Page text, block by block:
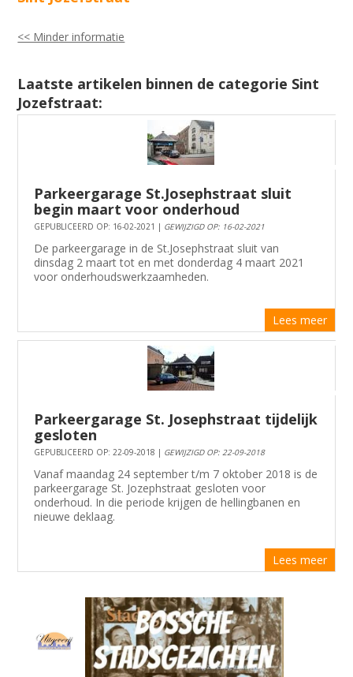
<< Minder informatie
Laatste artikelen binnen de categorie Sint
Jozefstraat:
Parkeergarage St.Josephstraat sluit
begin maart voor onderhoud
GEPUBLICEERD OP: 16-02-2021 | GEWIJZIGD OP: 16-02-2021
De parkeergarage in de St.Josephstraat sluit van
dinsdag 2 maart tot en met donderdag 4 maart 2021
voor onderhoudswerkzaamheden.
Lees meer
Parkeergarage St. Josephstraat tijdelijk
gesloten
GEPUBLICEERD OP: 22-09-2018 | GEWIJZIGD OP: 22-09-2018
Vanaf maandag 24 september t/m 7 oktober 2018 is de
parkeergarage St. Jozephstraat gesloten voor
onderhoud. In die periode krijgen de hellingbanen en
nieuwe deklaag.
Lees meer